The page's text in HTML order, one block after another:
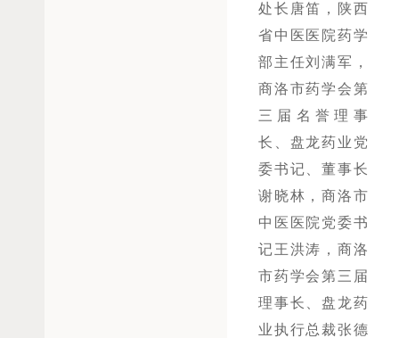
处长唐笛，陕西
省中医医院药学
部主任刘满军，
商洛市药学会第
三届名誉理事
长、盘龙药业党
委书记、董事长
谢晓林， 商洛市
中医医院党委书
记王洪涛， 商洛
市药学会第三届
理事长、盘龙药
业执行总裁张德